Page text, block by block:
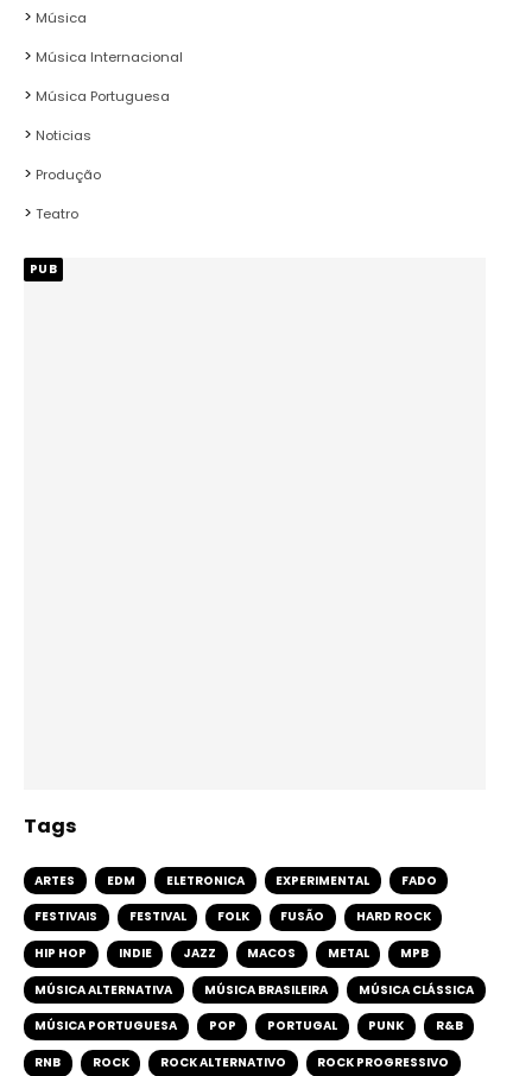
Música
Música Internacional
Música Portuguesa
Noticias
Produção
Teatro
PUB
Tags
ARTES EDM ELETRONICA EXPERIMENTAL FADO
FESTIVAIS FESTIVAL FOLK FUSÃO HARD ROCK
HIP HOP INDIE JAZZ MACOS METAL MPB
MÚSICA ALTERNATIVA MÚSICA BRASILEIRA MÚSICA CLÁSSICA
MÚSICA PORTUGUESA POP PORTUGAL PUNK R&B
RNB ROCK ROCK ALTERNATIVO ROCK PROGRESSIVO